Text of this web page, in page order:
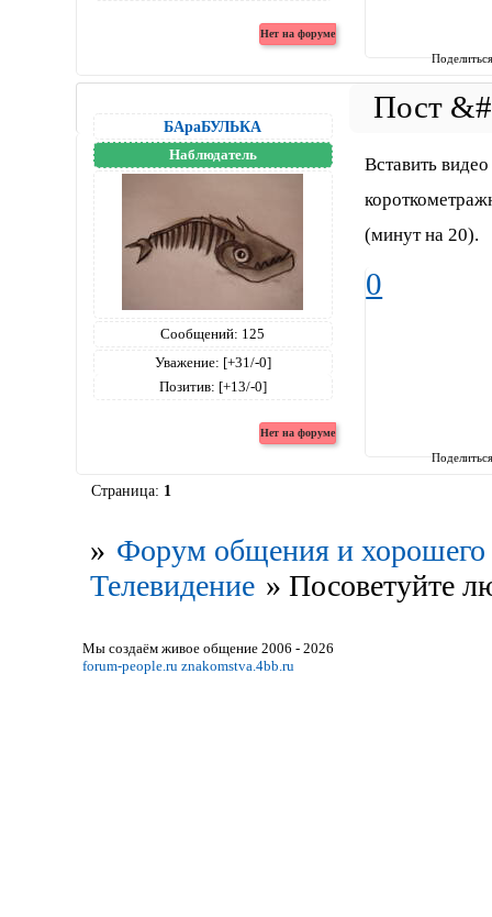
БАраБУЛЬКА
Наблюдатель
Сообщений: 125
Уважение: [+31/-0]
Позитив: [+13/-0]
Вставить
(минут на 20).
0
Страница: 1
» Форум общения и хорошего
Телевидение » Посоветуйте
Мы создаём живое общение 2006 - 2026
forum-people.ru znakomstva.4bb.ru